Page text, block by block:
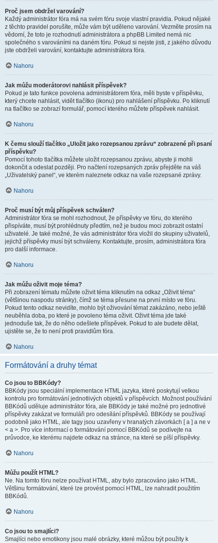
Proč jsem obdržel varování?
Každý administrátor fóra má na svém fóru svoje vlastní pravidla. Pokud nějaké
z těchto pravidel porušíte, může vám být uděleno varování. Vezměte prosím na
vědomí, že toto je rozhodnutí administrátora a phpBB Limited nemá nic
společného s varováními na daném fóru. Pokud si nejste jisti, z jakého důvodu
jste obdrželi varování, kontaktujte administrátora fóra.
Nahoru
Jak můžu moderátorovi nahlásit příspěvek?
Pokud je tato funkce povolena administrátorem fóra, měli byste v příspěvku,
který chcete nahlásit, vidět tlačítko (ikonu) pro nahlášení příspěvku. Po kliknutí
na tlačítko se zobrazí formulář, pomocí kterého můžete příspěvek nahlásit.
Nahoru
K čemu slouží tlačítko „Uložit jako rozepsanou zprávu“ zobrazené při psaní
příspěvku?
Pomocí tohoto tlačítka můžete uložit rozepsanou zprávu, abyste ji mohli
dokončit a odeslat později. Pro načtení rozepsaných zpráv přejděte na váš
„Uživatelský panel“, ve kterém naleznete odkaz na vaše rozepsané zprávy.
Nahoru
Proč musí být můj příspěvek schválen?
Administrátor fóra se mohl rozhodnout, že příspěvky ve fóru, do kterého
přispíváte, musí být prohlédnuty předtím, než je budou moci zobrazit ostatní
uživatelé. Je také možné, že vás administrátor fóra vložil do skupiny uživatelů,
jejichž příspěvky musí být schváleny. Kontaktujte, prosím, administrátora fóra
pro další informace.
Nahoru
Jak můžu oživit moje téma?
Při zobrazení tématu můžete oživit téma kliknutím na odkaz „Oživit téma“
(většinou naspodu stránky), čímž se téma přesune na první místo ve fóru.
Pokud tento odkaz nevidíte, mohlo být oživování témat zakázáno, nebo ještě
neuběhla doba, po které je povoleno téma oživit. Oživit téma jde také
jednoduše tak, že do něho odešlete příspěvek. Pokud to ale budete dělat,
ujistěte se, že to není proti pravidlům fóra.
Nahoru
Formátování a druhy témat
Co jsou to BBKódy?
BBKódy jsou speciální implementace HTML jazyka, které poskytují velkou
kontrolu pro formátování jednotlivých objektů v příspěvcích. Možnost používání
BBKódů uděluje administrátor fóra, ale BBKódy je také možné pro jednotlivé
příspěvky zakázat ve formuláři pro odesílání příspěvků. BBKódy se používají
podobně jako HTML, ale tagy jsou uzavřeny v hranatých závorkách [ a ] a ne v
< a >. Pro více informací o formátování pomocí BBKódů se podívejte na
průvodce, ke kterému najdete odkaz na stránce, na které se píší příspěvky.
Nahoru
Můžu použít HTML?
Ne. Na tomto fóru nelze používat HTML, aby bylo zpracováno jako HTML.
Většinu formátování, které lze provést pomocí HTML, lze nahradit použitím
BBKódů.
Nahoru
Co jsou to smajlíci?
Smajlíci nebo emotikony jsou malé obrázky, které můžou být použity k